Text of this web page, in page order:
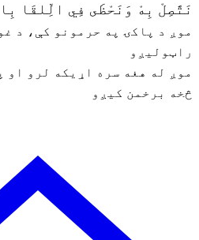
نَتَّصِلْ بِهْ وَنَحْظَى فِي الِّلقَا
موږ د پاکۍ په حرمونو کې، د
راټولیږو
موږ له هغه سره اړیکه لرو او
څخه برخمن کیږو